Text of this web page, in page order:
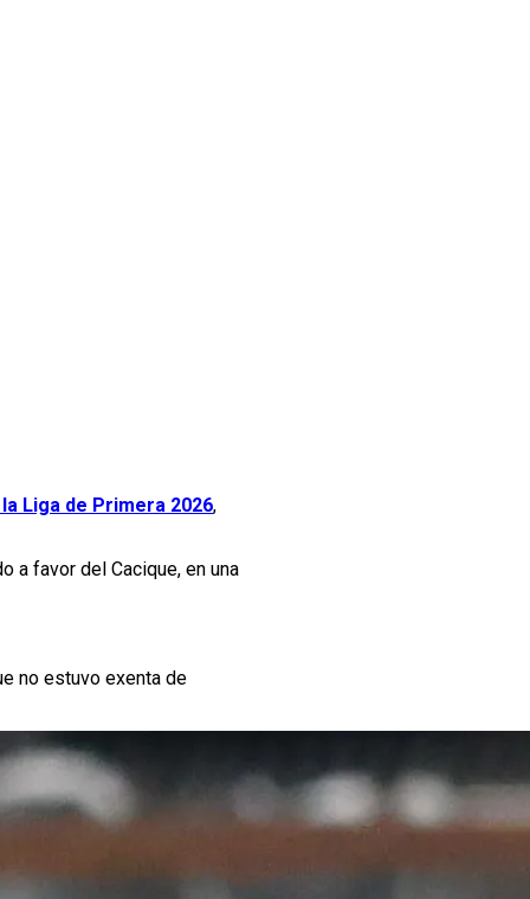
Liga de Primera 2026,
a favor del Cacique, en una
no estuvo exenta de